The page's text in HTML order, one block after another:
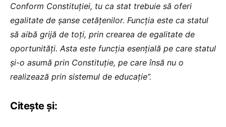
Conform Constituției, tu ca stat trebuie să oferi
egalitate de șanse cetățenilor. Funcția este ca statul
să aibă grijă de toți, prin crearea de egalitate de
oportunități. Asta este funcția esențială pe care statul
și-o asumă prin Constituție, pe care însă nu o
realizează prin sistemul de educație”.
Citește și: